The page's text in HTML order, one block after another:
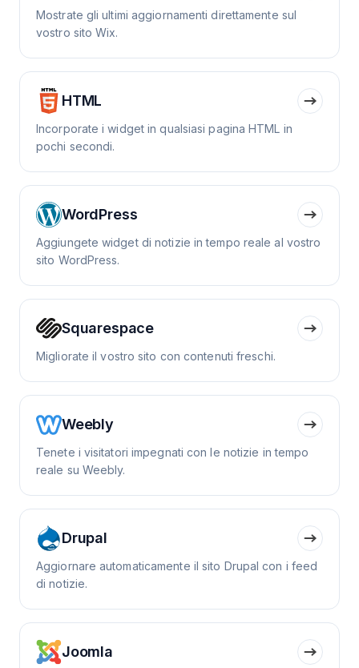
Mostrate gli ultimi aggiornamenti direttamente sul
vostro sito Wix.
HTML
Incorporate i widget in qualsiasi pagina HTML in
pochi secondi.
WordPress
Aggiungete widget di notizie in tempo reale al vostro
sito WordPress.
Squarespace
Migliorate il vostro sito con contenuti freschi.
Weebly
Tenete i visitatori impegnati con le notizie in tempo
reale su Weebly.
Drupal
Aggiornare automaticamente il sito Drupal con i feed
di notizie.
Joomla